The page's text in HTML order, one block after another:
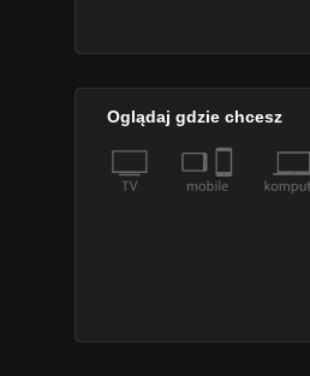
Oglądaj gdzie chcesz